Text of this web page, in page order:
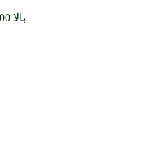
بالا 100 هزار تومان